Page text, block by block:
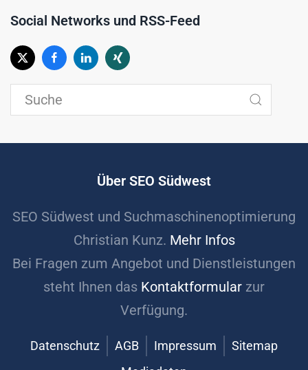
Social Networks und RSS-Feed
Über SEO Südwest
SEO Südwest und Suchmaschinenoptimierung
Christian Kunz. Mehr Infos
Bei Fragen zum Angebot und Dienstleistungen
steht Ihnen das Kontaktformular zur
Verfügung.
Datenschutz AGB Impressum
Sitemap